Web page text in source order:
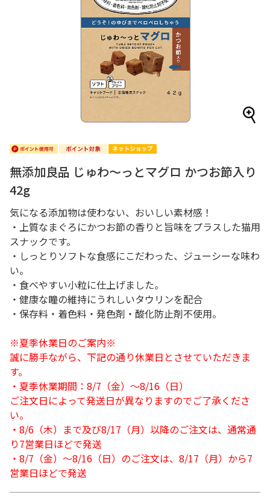
無添加良品 じゅわ～っとマグロ かつお節入り
42g
気になる添加物は使わない、おいしい素材感！
・上質なまぐろにかつお節の香りと旨味をプラスした猫用
スナックです。
・しっとりソフトな食感にこだわった、ジューシーな味わ
い。
・食べやすい小粒に仕上げました。
・健康な瞳の維持にうれしいタウリンを配合
・保存料・着色料・発色剤・酸化防止剤不使用。
※夏季休業日のご案内※
誠に勝手ながら、下記の通り休業日とさせていただきま
す。
・夏季休業期間：8/7（金）～8/16（日）
ご注文日によって発送日が異なりますのでご了承くださ
い。
・8/6（木）まで及び8/17（月）以降のご注文は、通常通
り7営業日ほどで発送
・8/7（金）～8/16（日）のご注文は、8/17（月）から7
営業日ほどで発送